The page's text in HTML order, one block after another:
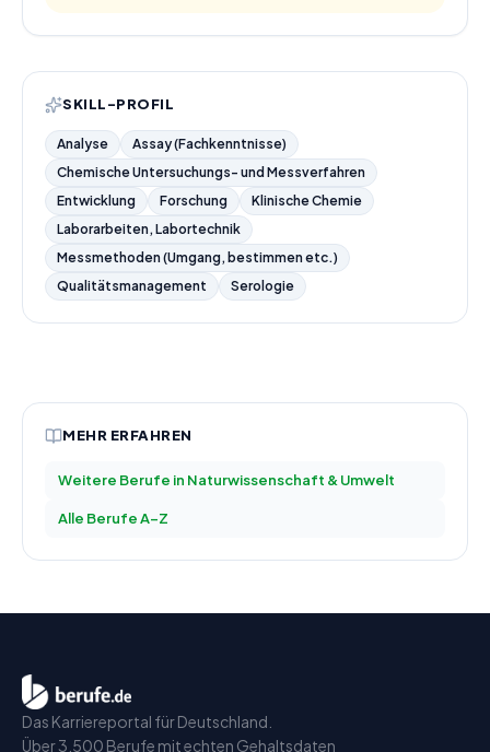
SKILL-PROFIL
Analyse
Assay (Fachkenntnisse)
Chemische Untersuchungs- und Messverfahren
Entwicklung
Forschung
Klinische Chemie
Laborarbeiten, Labortechnik
Messmethoden (Umgang, bestimmen etc.)
Qualitätsmanagement
Serologie
MEHR ERFAHREN
Weitere Berufe in Naturwissenschaft & Umwelt
Alle Berufe A–Z
Das Karriereportal für Deutschland.
Über 3.500 Berufe mit echten Gehaltsdaten